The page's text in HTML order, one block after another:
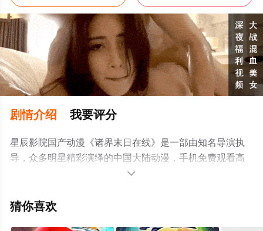
剧情介绍 我要评分
星辰影院国产动漫《诸界末日在线》是一部由知名导演执
导，众多明星精彩演绎的中国大陆动漫，手机免费观看高
清无删减完整版动漫全集就来星辰影视，更多相关信息可

猜你喜欢